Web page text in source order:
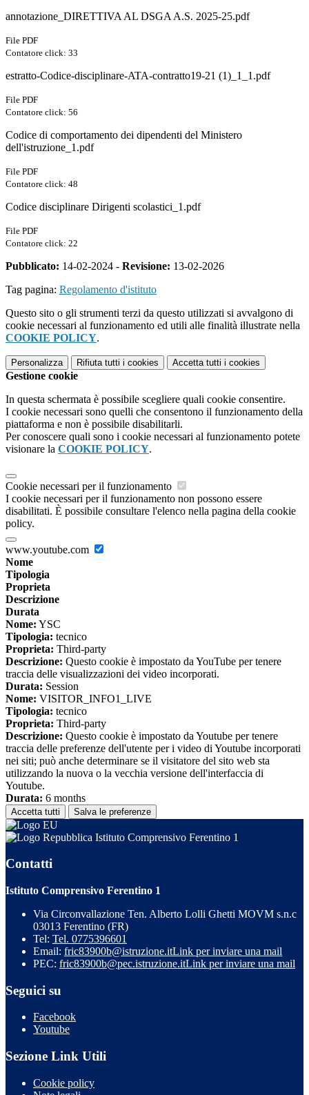
annotazione_DIRETTIVA AL DSGA A.S. 2025-25.pdf
File PDF
Contatore click: 33
estratto-Codice-disciplinare-ATA-contratto19-21 (1)_1_1.pdf
File PDF
Contatore click: 56
Codice di comportamento dei dipendenti del Ministero
dell'istruzione_1.pdf
File PDF
Contatore click: 48
Codice disciplinare Dirigenti scolastici_1.pdf
File PDF
Contatore click: 22
Pubblicato: 14-02-2024 - Revisione: 13-02-2026
Tag pagina: Regolamento d'istituto
Questo sito o gli strumenti terzi da questo utilizzati si avvalgono di
cookie necessari al funzionamento ed utili alle finalità illustrate nella
COOKIE POLICY.
Personalizza Rifiuta tutti i cookies Accetta tutti i cookies
Gestione cookie
In questa schermata è possibile scegliere quali cookie consentire.
I cookie necessari sono quelli che consentono il funzionamento della
piattaforma e non è possibile disabilitarli.
Per conoscere quali sono i cookie necessari al funzionamento potete
visionare la COOKIE POLICY.
Cookie necessari per il funzionamento
I cookie necessari per il funzionamento non possono essere
disabilitati. È possibile consultare l'elenco nella pagina della cookie
policy.
www.youtube.com
Nome
Tipologia
Proprieta
Descrizione
Durata
Nome: YSC
Tipologia: tecnico
Proprieta: Third-party
Descrizione: Questo cookie è impostato da YouTube per tenere
traccia delle visualizzazioni dei video incorporati.
Durata: Session
Nome: VISITOR_INFO1_LIVE
Tipologia: tecnico
Proprieta: Third-party
Descrizione: Questo cookie è impostato da Youtube per tenere
traccia delle preferenze dell'utente per i video di Youtube incorporati
nei siti; può anche determinare se il visitatore del sito web sta
utilizzando la nuova o la vecchia versione dell'interfaccia di
Youtube.
Durata: 6 months
Accetta tutti Salva le preferenze
Istituto Comprensivo Ferentino 1
Contatti
Istituto Comprensivo Ferentino 1
Via Circonvallazione Ten. Alberto Lolli Ghetti MOVM s.n.c
03013 Ferentino (FR)
Tel: Tel. 0775396601
Email: fric83900b@istruzione.itLink per inviare una mail
PEC: fric83900b@pec.istruzione.itLink per inviare una mail
Seguici su
Facebook
Youtube
Sezione Link Utili
Cookie policy